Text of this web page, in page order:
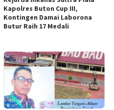
Kapolres Buton Cup III,
Kontingen Damai Laborona
Butur Raih 17 Medali